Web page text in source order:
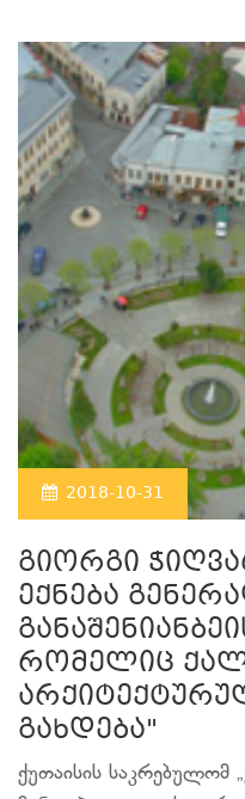
2018-10-31
გიორგი
ექნება
რომელიც
გახდება"
ქუთაისის საკრებულომ